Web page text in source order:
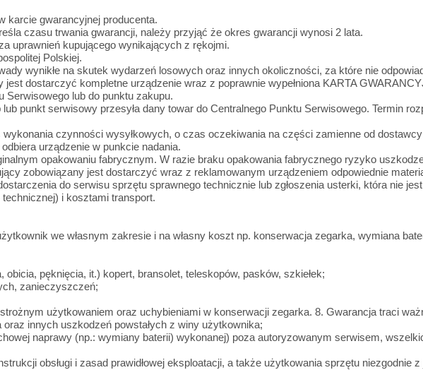
karcie gwarancyjnej producenta.
czasu trwania gwarancji, należy przyjąć że okres gwarancji wynosi 2 lata.
uprawnień kupującego wynikających z rękojmi.
Polskiej.
wynikłe na skutek wydarzeń losowych oraz innych okoliczności, za które nie
dostarczyć kompletne urządzenie wraz z poprawnie wypełniona KARTA
Serwisowego lub do punktu zakupu.
punkt serwisowy przesyła dany towar do Centralnego Punktu Serwisowego. Termin
czynności wysyłkowych, o czas oczekiwania na części zamienne od
urządzenie w punkcie nadania.
opakowaniu fabrycznym. W razie braku opakowania fabrycznego ryzyko
zobowiązany jest dostarczyć wraz z reklamowanym urządzeniem odpowiednie
do serwisu sprzętu sprawnego technicznie lub zgłoszenia usterki, która nie
i kosztami transport.
we własnym zakresie i na własny koszt np. konserwacja zegarka, wymiana
pęknięcia, it.) kopert, bransolet, teleskopów, pasków, szkiełek;
zanieczyszczeń;
użytkowaniem oraz uchybieniami w konserwacji zegarka. 8. Gwarancja traci
innych uszkodzeń powstałych z winy użytkownika;
naprawy (np.: wymiany baterii) wykonanej) poza autoryzowanym serwisem,
obsługi i zasad prawidłowej eksploatacji, a także użytkowania sprzętu niezgodnie